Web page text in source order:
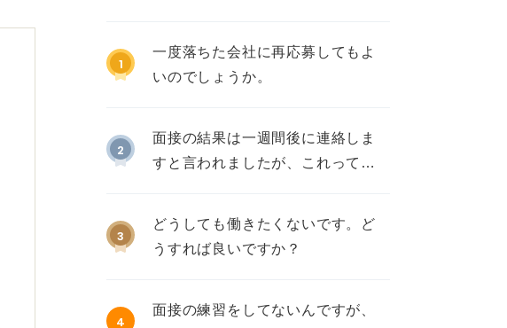
1
一度落ちた会社に再応募してもよ
いのでしょうか。
2
面接の結果は一週間後に連絡しま
すと言われましたが、これって不
3
どうしても働きたくないです。ど
うすれば良いですか？
4
面接の練習をしてないんですが、